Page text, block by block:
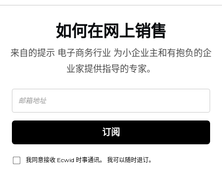
如何在网上销售
来自的提示 电子商务行业 为小企业主和有抱负的企
业家提供指导的专家。
订阅
我同意接收 Ecwid 时事通讯。 我可以随时退订。